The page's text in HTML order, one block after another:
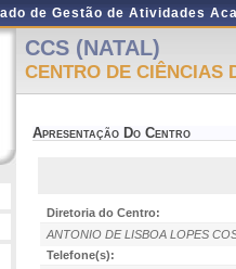
de Gestão de Atividades
CCS (NATAL)
CENTRO DE CIÊNCIAS
Apresentação Do Centro
Diretoria do Centro:
ANTONIO DE LISBOA LOPES
Telefone(s):